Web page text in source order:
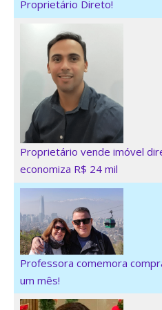
Proprietário Direto!
Proprietário vende imóvel
economiza R$ 24 mil
Professora comemora
um mês!